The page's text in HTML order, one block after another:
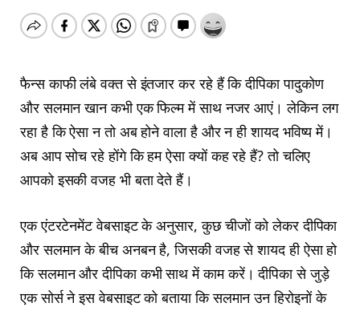
फैन्स काफी लंबे वक्त से इंतजार कर रहे हैं कि दीपिका पादुकोण
और सलमान खान कभी एक फिल्म में साथ नजर आएं। लेकिन लग
रहा है कि ऐसा न तो अब होने वाला है और न ही शायद भविष्य में।
अब आप सोच रहे होंगे कि हम ऐसा क्यों कह रहे हैं? तो चलिए
आपको इसकी वजह भी बता देते हैं।
एक एंटरटेनमेंट वेबसाइट के अनुसार, कुछ चीजों को लेकर दीपिका
और सलमान के बीच अनबन है, जिसकी वजह से शायद ही ऐसा हो
कि सलमान और दीपिका कभी साथ में काम करें। दीपिका से जुड़े
एक सोर्स ने इस वेबसाइट को बताया कि सलमान उन हिरोइनों के